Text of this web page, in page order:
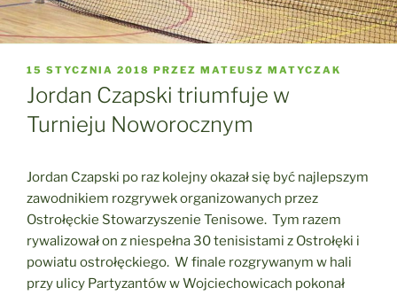
OPUBLIKOWANE
W
15 STYCZNIA 2018 PRZEZ MATEUSZ MATYCZAK
Jordan Czapski triumfuje w
Turnieju Noworocznym
Jordan Czapski po raz kolejny okazał się być najlepszym
zawodnikiem rozgrywek organizowanych przez
Ostrołęckie Stowarzyszenie Tenisowe. Tym razem
rywalizował on z niespełna 30 tenisistami z Ostrołęki i
powiatu ostrołęckiego. W finale rozgrywanym w hali
przy ulicy Partyzantów w Wojciechowicach pokonał